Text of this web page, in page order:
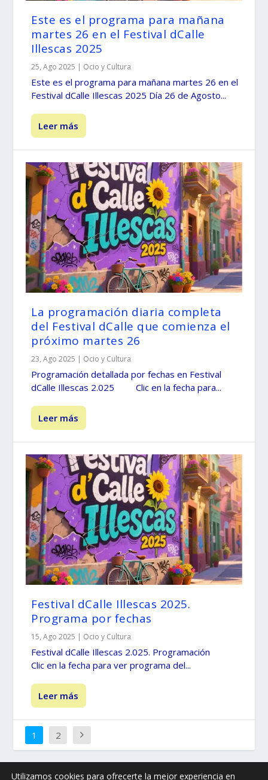
Este es el programa para mañana
martes 26 en el Festival dCalle
Illescas 2025
25, Ago 2025 | Ocio y Cultura
Este es el programa para mañana martes 26 en el
Festival dCalle Illescas 2025 Día 26 de Agosto...
Leer más
La programación diaria completa
del Festival dCalle que comienza el
próximo martes 26
23, Ago 2025 | Ocio y Cultura
Programación detallada por fechas en Festival
dCalle Illescas 2.025 Clic en la fecha para...
Leer más
Festival dCalle Illescas 2025.
Programa por fechas
15, Ago 2025 | Ocio y Cultura
Festival dCalle Illescas 2.025. Programación
Clic en la fecha para ver programa del...
Leer más
1 2
Utilizamos cookies para ofrecerte la mejor experiencia en